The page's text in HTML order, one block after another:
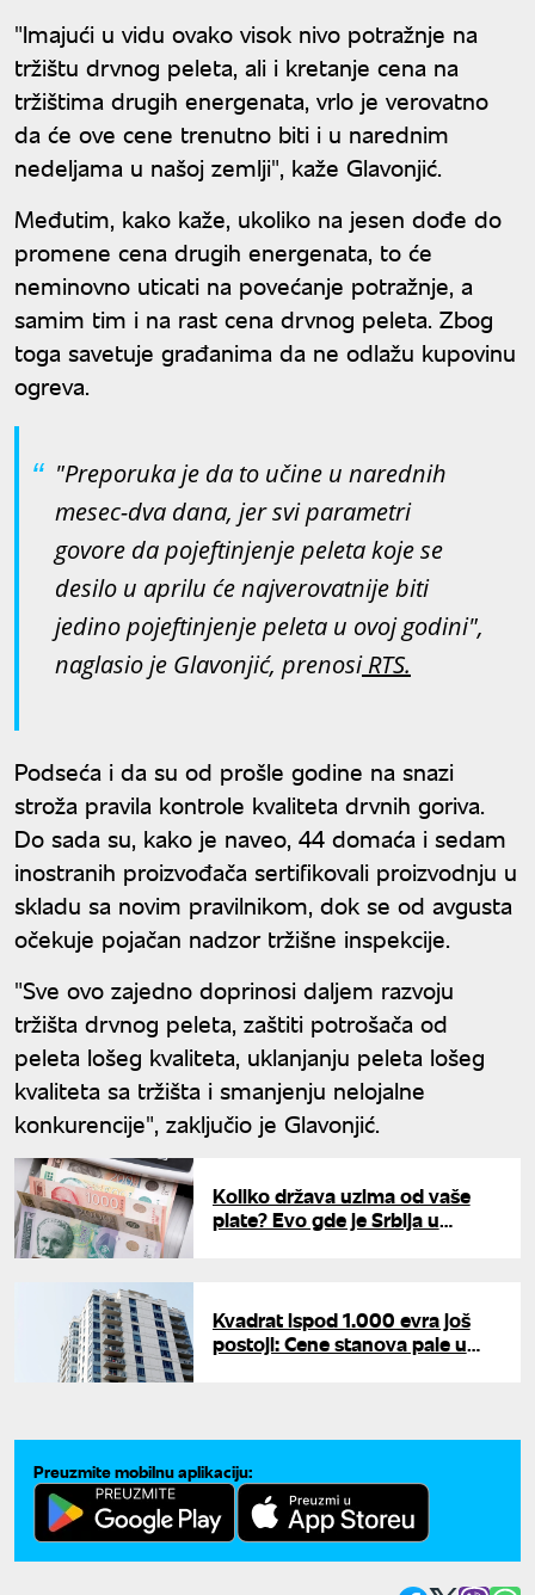
"Imajući u vidu ovako visok nivo potražnje na
tržištu drvnog peleta, ali i kretanje cena na
tržištima drugih energenata, vrlo je verovatno
da će ove cene trenutno biti i u narednim
nedeljama u našoj zemlji", kaže Glavonjić.
Međutim, kako kaže, ukoliko na jesen dođe do
promene cena drugih energenata, to će
neminovno uticati na povećanje potražnje, a
samim tim i na rast cena drvnog peleta. Zbog
toga savetuje građanima da ne odlažu kupovinu
ogreva.
"Preporuka je da to učine u narednih
mesec-dva dana, jer svi parametri
govore da pojeftinjenje peleta koje se
desilo u aprilu će najverovatnije biti
jedino pojeftinjenje peleta u ovoj godini",
naglasio je Glavonjić, prenosiRTS.
Podseća i da su od prošle godine na snazi
stroža pravila kontrole kvaliteta drvnih goriva.
Do sada su, kako je naveo, 44 domaća i sedam
inostranih proizvođača sertifikovali proizvodnju u
skladu sa novim pravilnikom, dok se od avgusta
očekuje pojačan nadzor tržišne inspekcije.
"Sve ovo zajedno doprinosi daljem razvoju
tržišta drvnog peleta, zaštiti potrošača od
peleta lošeg kvaliteta, uklanjanju peleta lošeg
kvaliteta sa tržišta i smanjenju nelojalne
konkurencije", zaključio je Glavonjić.
Koliko država uzima od vaše
plate? Evo gde je Srbija u
Kvadrat ispod 1.000 evra još
postoji: Cene stanova pale u
Preuzmite mobilnu aplikaciju: